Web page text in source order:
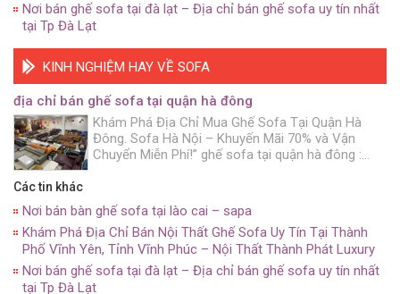
Nơi bán ghế sofa tại đà lạt – Địa chỉ bán ghế sofa uy tín nhất
tại Tp Đà Lạt
KINH NGHIỆM HAY VỀ SOFA
địa chỉ bán ghế sofa tại quận hà đông
Khám Phá Địa Chỉ Mua Ghế Sofa Tại Quận Hà
Đông. Sofa Hà Nội – Khuyến Mãi 70% và Vận
Chuyển Miễn Phí!” ghế sofa tại quận hà đông :
lượng? Hãy đến với Sofa Hà […]
Các tin khác
Nơi bán bàn ghế sofa tại lào cai – sapa
Khám Phá Địa Chỉ Bán Nội Thất Ghế Sofa Uy Tín Tại Thành
Phố Vĩnh Yên, Tỉnh Vĩnh Phúc – Nội Thất Thành Phát Luxury
Nơi bán ghế sofa tại đà lạt – Địa chỉ bán ghế sofa uy tín nhất
tại Tp Đà Lạt